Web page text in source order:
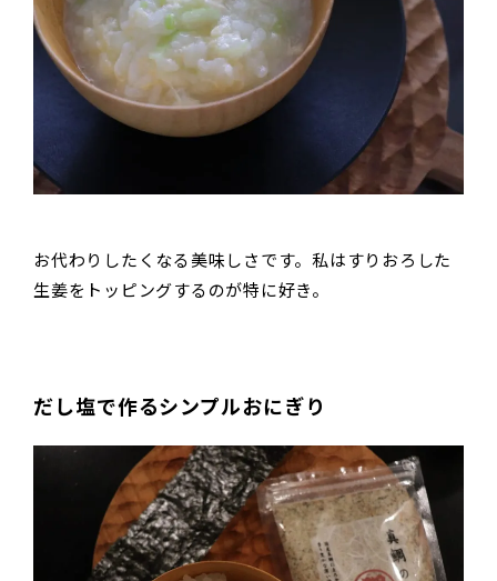
お代わりしたくなる美味しさです。私はすりおろした
生姜をトッピングするのが特に好き。
だし塩で作るシンプルおにぎり